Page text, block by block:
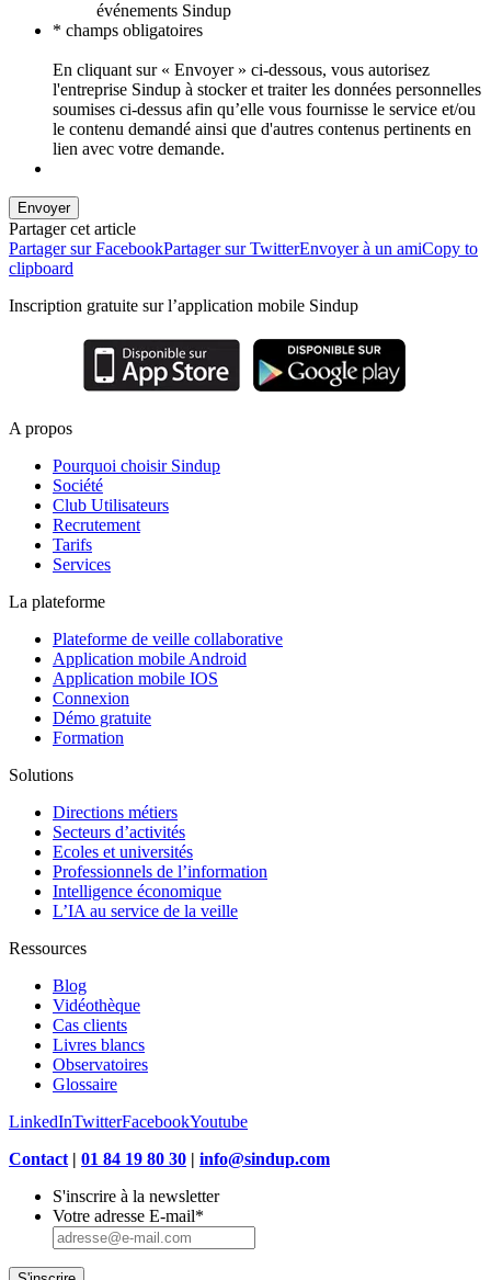
événements Sindup
* champs obligatoires
En cliquant sur « Envoyer » ci-dessous, vous autorisez
l'entreprise Sindup à stocker et traiter les données personnelles
soumises ci-dessus afin qu’elle vous fournisse le service et/ou
le contenu demandé ainsi que d'autres contenus pertinents en
lien avec votre demande.
Envoyer
Partager cet article
Partager sur FacebookPartager sur TwitterEnvoyer à un amiCopy to
clipboard
Inscription gratuite sur l’application mobile Sindup
A propos
Pourquoi choisir Sindup
Société
Club Utilisateurs
Recrutement
Tarifs
Services
La plateforme
Plateforme de veille collaborative
Application mobile Android
Application mobile IOS
Connexion
Démo gratuite
Formation
Solutions
Directions métiers
Secteurs d’activités
Ecoles et universités
Professionnels de l’information
Intelligence économique
L’IA au service de la veille
Ressources
Blog
Vidéothèque
Cas clients
Livres blancs
Observatoires
Glossaire
LinkedInTwitterFacebookYoutube
Contact | 01 84 19 80 30 | info@sindup.com
S'inscrire à la newsletter
Votre adresse E-mail*